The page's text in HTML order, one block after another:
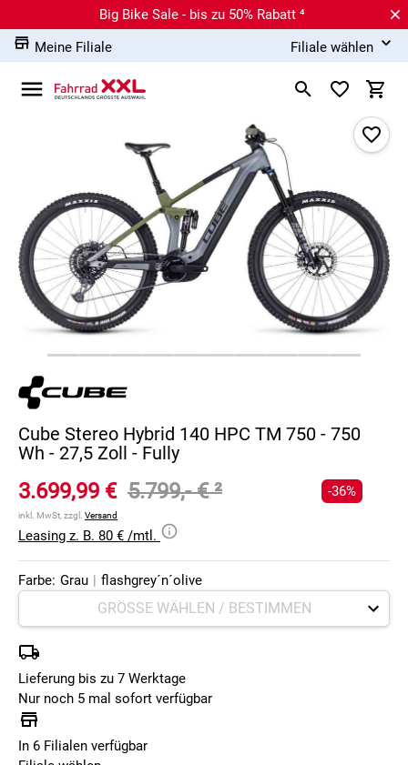
Big Bike Sale - bis zu 50% Rabatt ⁴
Meine Filiale
Filiale wählen
Cube Stereo Hybrid 140 HPC TM 750 - 750
Wh - 27,5 Zoll - Fully
3.699,99 € 5.799,- €²
inkl. MwSt, zzgl. Versand
-36%
Leasing z. B. 80 € /mtl.
Farbe: Grau | flashgrey´n´olive
Lieferung bis zu 7 Werktage
Nur noch 5 mal sofort verfügbar
In 6 Filialen verfügbar